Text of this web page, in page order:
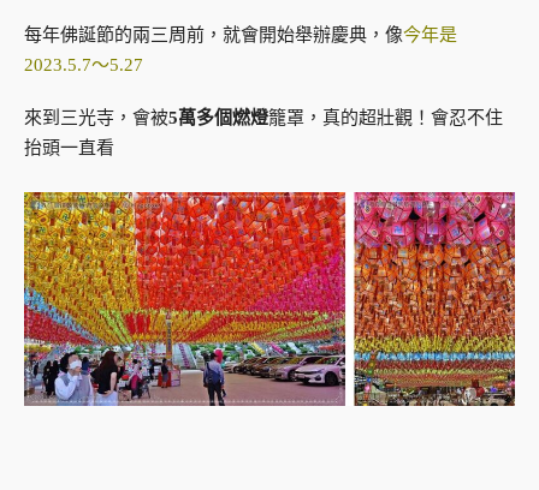
每年佛誕節的兩三周前，就會開始舉辦慶典，像今年是
2023.5.7～5.27
來到三光寺，會被5萬多個燃燈籠罩，真的超壯觀！會忍不住
抬頭一直看